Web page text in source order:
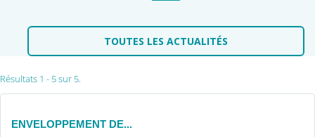
TOUTES LES ACTUALITÉS
Résultats 1 - 5 sur 5.
ENVELOPPEMENT DE...